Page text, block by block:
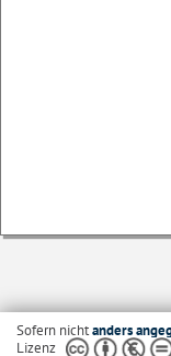
Sofern nichtanders
Lizenz